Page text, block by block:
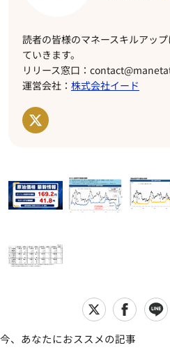
読者の皆様のマネースキルアッ
ていきます。
リリース窓口：
運営会社： 株式会社イード
今、あなたにおススメの記事